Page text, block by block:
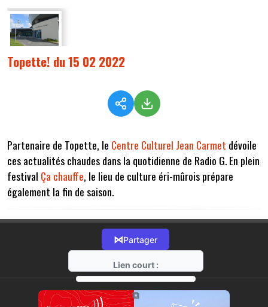
Topette! du 15 02 2022
Partenaire de Topette, le Centre Culturel Jean Carmet dévoile
ces actualités chaudes dans la quotidienne de Radio G. En plein
festival Ça chauffe, le lieu de culture éri-mûrois prépare
également la fin de saison.
⋈Partager
Lien court :
https://radio-g.fr?7677
⧉